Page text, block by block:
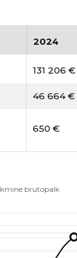
2024
131 206 €
46 664 €
650 €